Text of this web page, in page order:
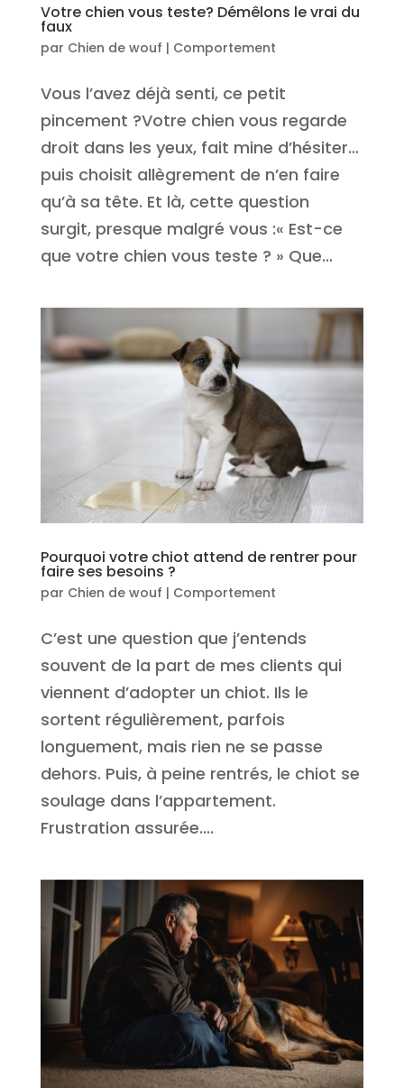
Votre chien vous teste? Démêlons le vrai du
faux
par Chien de wouf | Comportement
Vous l’avez déjà senti, ce petit
pincement ?Votre chien vous regarde
droit dans les yeux, fait mine d’hésiter…
puis choisit allègrement de n’en faire
qu’à sa tête. Et là, cette question
surgit, presque malgré vous :« Est-ce
que votre chien vous teste ? » Que...
Pourquoi votre chiot attend de rentrer pour
faire ses besoins ?
par Chien de wouf | Comportement
C’est une question que j’entends
souvent de la part de mes clients qui
viennent d’adopter un chiot. Ils le
sortent régulièrement, parfois
longuement, mais rien ne se passe
dehors. Puis, à peine rentrés, le chiot se
soulage dans l’appartement.
Frustration assurée....